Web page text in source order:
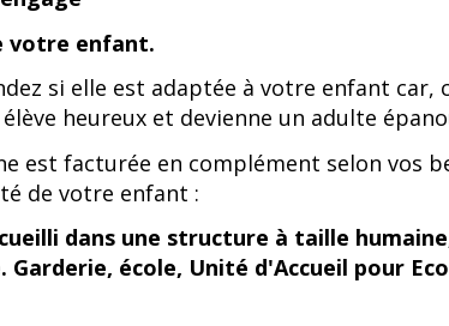
votre enfant.
si elle est adaptée à votre enfant car,
heureux et devienne un adulte
est facturée en complément selon vos
de votre enfant :
dans une structure à taille
école, Unité d'Accueil pour